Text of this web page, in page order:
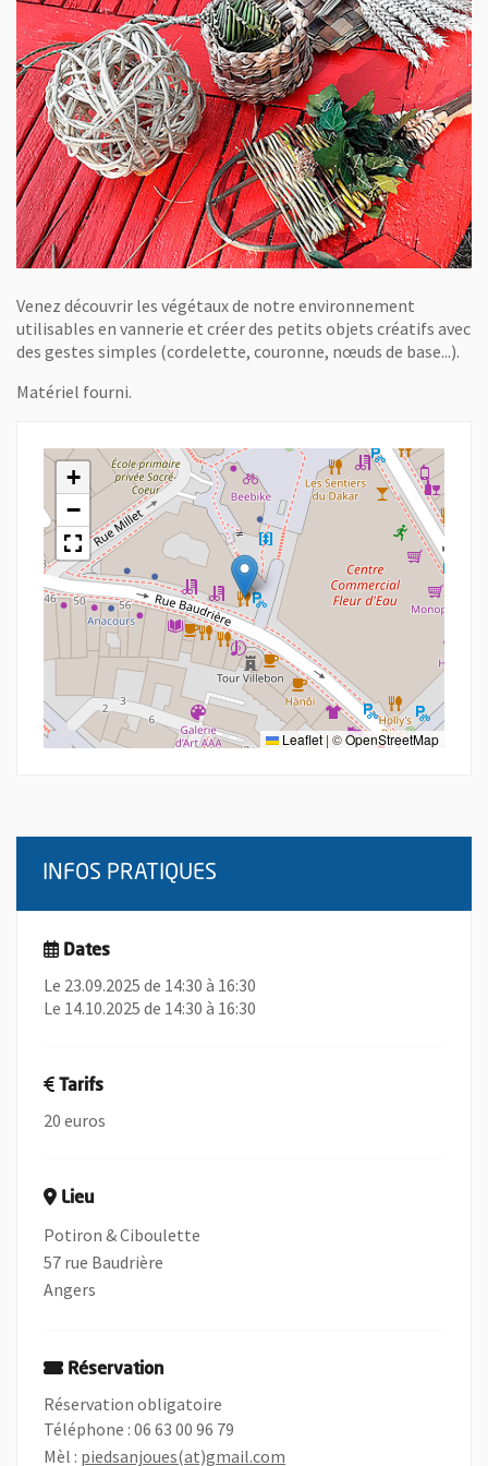
Venez découvrir les végétaux de notre environnement
utilisables en vannerie et créer des petits objets créatifs avec
des gestes simples (cordelette, couronne, nœuds de base...).
Matériel fourni.
+
−
Leaflet | ©OpenStreetMap
INFOS PRATIQUES
Dates
Le 23.09.2025 de 14:30 à 16:30
Le 14.10.2025 de 14:30 à 16:30
Tarifs
20 euros
Lieu
Potiron & Ciboulette
57 rue Baudrière
Angers
Réservation
Réservation obligatoire
Téléphone : 06 63 00 96 79
Mèl : piedsanjoues(at)gmail.com